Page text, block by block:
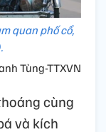
quan phố cổ,
Tùng-TTXVN
cùng
và kích